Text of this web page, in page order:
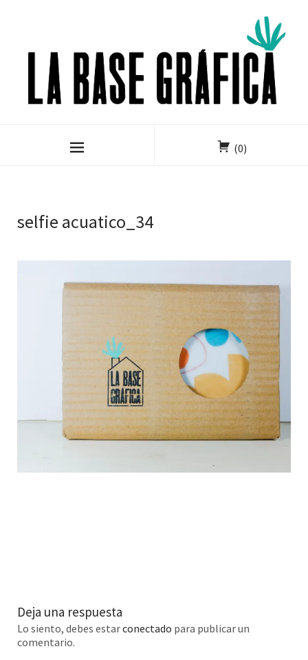
(0)
selfie acuatico_34
Deja una respuesta
Lo siento, debes estarconectado para publicar un
comentario.